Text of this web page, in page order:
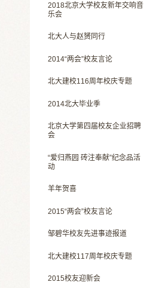
2018北京大学校友新年交响音
乐会
北大人与赵赟同行
2014“两会”校友言论
北大建校116周年校庆专题
2014北大毕业季
北京大学第四届校友企业招聘
会
“爱归燕园 砖注奉献”纪念品活
动
羊年贺喜
2015“两会”校友言论
邹碧华校友先进事迹报道
北大建校117周年校庆专题
2015校友迎新会